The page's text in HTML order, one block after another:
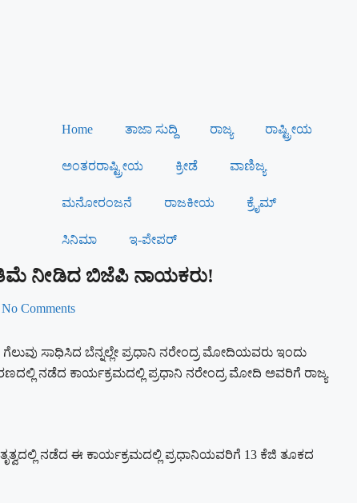
Home ತಾಜಾ ಸುದ್ದಿ ರಾಜ್ಯ ರಾಷ್ಟ್ರೀಯ
ಅಂತರರಾಷ್ಟ್ರೀಯ ಕ್ರೀಡೆ ವಾಣಿಜ್ಯ
ಮನೋರಂಜನೆ ರಾಜಕೀಯ ಕ್ರೈಮ್
ಸಿನಿಮಾ ಇ-ಪೇಪರ್
ನೀಡಿದ ಬಿಜೆಪಿ ನಾಯಕರು!
No Comments
ಸಾಧಿಸಿದ ಬೆನ್ನಲ್ಲೇ ಪ್ರಧಾನಿ ನರೇಂದ್ರ ಮೋದಿಯವರು ಇಂದು
ನಡೆದ ಕಾರ್ಯಕ್ರಮದಲ್ಲಿ ಪ್ರಧಾನಿ ನರೇಂದ್ರ ಮೋದಿ ಅವರಿಗೆ ರಾಜ್ಯ
ನಡೆದ ಈ ಕಾರ್ಯಕ್ರಮದಲ್ಲಿ ಪ್ರಧಾನಿಯವರಿಗೆ 13 ಕೆಜಿ ತೂಕದ